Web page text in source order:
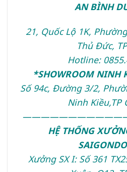
AN BÌNH
21, Quốc Lộ 1K,
Thủ Đức,
Hotline:
*SHOWROOM NINH
Số 94c, Đường 3/2,
Ninh Kiều,TP
HỆ THỐNG
Xưởng SX I: Số 361